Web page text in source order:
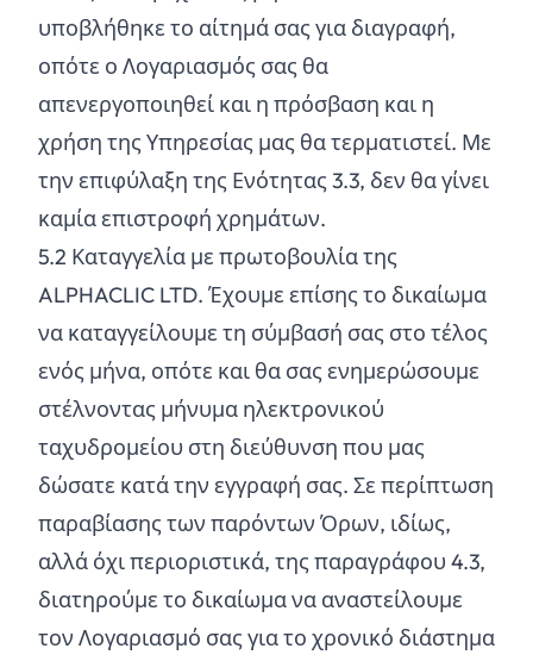
υποβλήθηκε το αίτημά σας για διαγραφή,
οπότε ο Λογαριασμός σας θα
απενεργοποιηθεί και η πρόσβαση και η
χρήση της Υπηρεσίας μας θα τερματιστεί. Με
την επιφύλαξη της Ενότητας 3.3, δεν θα γίνει
καμία επιστροφή χρημάτων.
5.2 Καταγγελία με πρωτοβουλία της
ALPHACLIC LTD. Έχουμε επίσης το δικαίωμα
να καταγγείλουμε τη σύμβασή σας στο τέλος
ενός μήνα, οπότε και θα σας ενημερώσουμε
στέλνοντας μήνυμα ηλεκτρονικού
ταχυδρομείου στη διεύθυνση που μας
δώσατε κατά την εγγραφή σας. Σε περίπτωση
παραβίασης των παρόντων Όρων, ιδίως,
αλλά όχι περιοριστικά, της παραγράφου 4.3,
διατηρούμε το δικαίωμα να αναστείλουμε
τον Λογαριασμό σας για το χρονικό διάστημα